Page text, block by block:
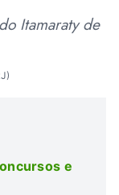
Itamaraty de
e